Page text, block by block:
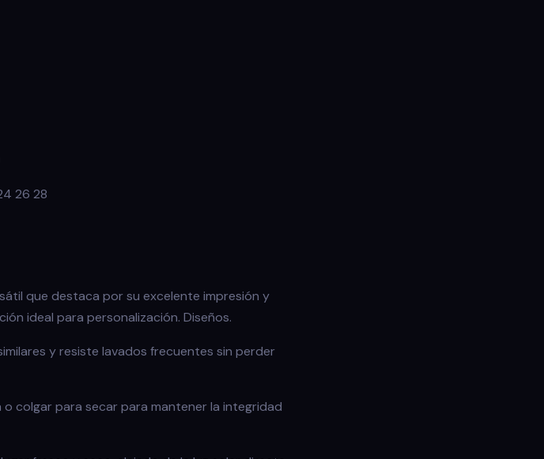
26 28
que destaca por su excelente impresión y
ideal para personalización. Diseños.
y resiste lavados frecuentes sin perder
colgar para secar para mantener la integridad